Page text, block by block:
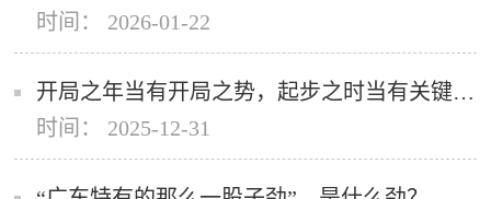
时间： 2026-01-22
开局之年当有开局之势，起步之时当有关键之为
时间： 2025-12-31